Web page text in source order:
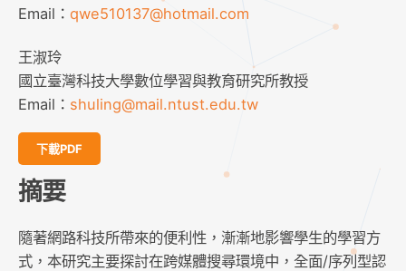
Email： qwe510137@hotmail.com
王淑玲
國立臺灣科技大學數位學習與教育研究所教授
Email： shuling@mail.ntust.edu.tw
下載PDF
摘要
隨著網路科技所帶來的便利性，漸漸地影響學生的學習方
式，本研究主要探討在跨媒體搜尋環境中，全面/序列型認